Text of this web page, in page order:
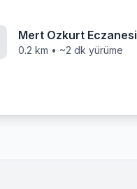
Mert Ozkurt Eczanesi
0.2 km • ~2 dk yürüme